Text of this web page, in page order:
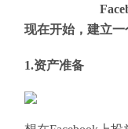
现在开始，建立一
1.资产准备